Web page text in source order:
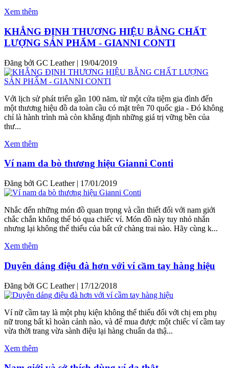
Xem thêm
KHẲNG ĐỊNH THƯƠNG HIỆU BẰNG CHẤT
LƯỢNG SẢN PHẨM - GIANNI CONTI
Đăng bởi GC Leather | 19/04/2019
Với lịch sử phát triển gần 100 năm, từ một cửa tiệm gia đình đến
một thương hiệu đồ da toàn cầu có mặt trên 70 quốc gia - Đó không
chỉ là hành trình mà còn khẳng định những giá trị vững bền của
thư...
Xem thêm
Ví nam da bò thương hiệu Gianni Conti
Đăng bởi GC Leather | 17/01/2019
Nhắc đến những món đồ quan trọng và cần thiết đối với nam giới
chắc chắn không thể bỏ qua chiếc ví. Món đồ này tuy nhỏ nhắn
nhưng lại không thể thiếu của bất cứ chàng trai nào. Hãy cùng k...
Xem thêm
Duyên dáng điệu đà hơn với ví cầm tay hàng hiệu
Đăng bởi GC Leather | 17/12/2018
Ví nữ cầm tay là một phụ kiện không thể thiếu đối với chị em phụ
nữ trong bất kì hoàn cảnh nào, và để mua được một chiếc ví cầm tay
vừa thời trang vừa sành điệu lại hàng chuẩn da thậ...
Xem thêm